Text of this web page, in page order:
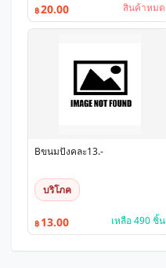
฿20.00 สินค้าหมด
Bขนมปังคละ13.-
บริโภค
฿ 13.00 เหลือ 490 ชิ้น